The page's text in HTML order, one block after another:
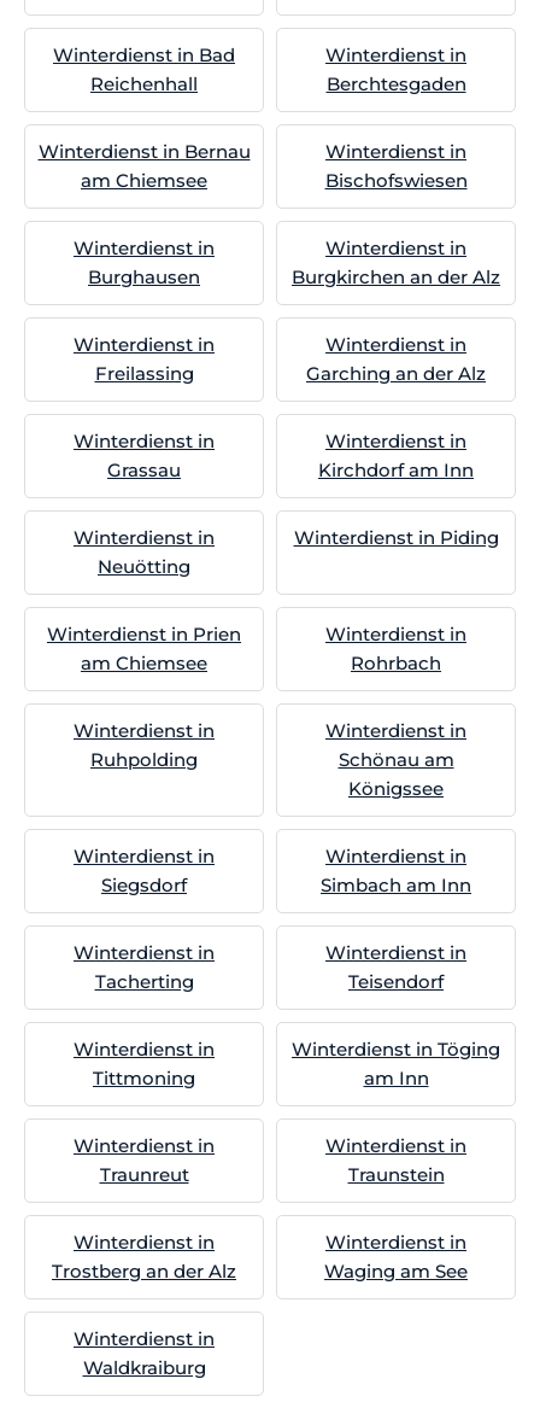
Winterdienst in Bad
Reichenhall
Winterdienst in
Berchtesgaden
Winterdienst in Bernau
am Chiemsee
Winterdienst in
Bischofswiesen
Winterdienst in
Burghausen
Winterdienst in
Burgkirchen an der Alz
Winterdienst in
Freilassing
Winterdienst in
Garching an der Alz
Winterdienst in
Grassau
Winterdienst in
Kirchdorf am Inn
Winterdienst in
Neuötting
Winterdienst in Piding
Winterdienst in Prien
am Chiemsee
Winterdienst in
Rohrbach
Winterdienst in
Ruhpolding
Winterdienst in
Schönau am
Königssee
Winterdienst in
Siegsdorf
Winterdienst in
Simbach am Inn
Winterdienst in
Tacherting
Winterdienst in
Teisendorf
Winterdienst in
Tittmoning
Winterdienst in Töging
am Inn
Winterdienst in
Traunreut
Winterdienst in
Traunstein
Winterdienst in
Trostberg an der Alz
Winterdienst in
Waging am See
Winterdienst in
Waldkraiburg